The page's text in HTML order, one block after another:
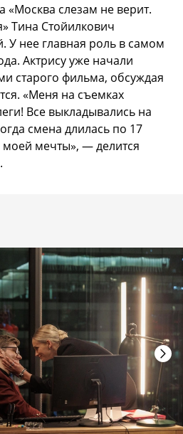
«Москва слезам не верит.
Тина Стойилкович
У нее главная роль в самом
Актрису уже начали
старого фильма, обсуждая
«Меня на съемках
Все выкладывались на
смена длилась по 17
моей мечты», — делится